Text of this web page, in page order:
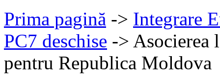
Prima pagină -> Integrare
PC7 deschise -> Asocierea
pentru Republica Moldova